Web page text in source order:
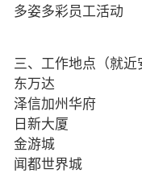
多姿多彩员工活动
三、工作地点（就近
东万达
泽信加州华府
日新大厦
金游城
闻都世界城